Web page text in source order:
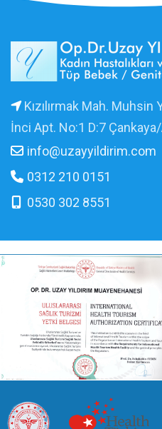
Kızılırmak Mah. Muhsin
İnci Apt. No:1 D:7
info@uzayyildirim.com
0312 210 0151
0530 302 8551